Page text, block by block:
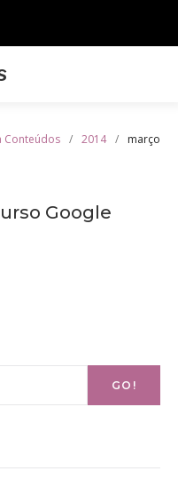
Conteúdos / 2014 / março
Google
GO!